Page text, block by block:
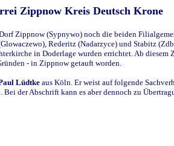
Zippnow Kreis Deutsch Krone
Zippnow (Sypnywo) noch die beiden
Rederitz (Nadarzyce) und Stabitz
in Doderlage wurden errichtet. Ab diesem
- in Zippnow getauft worden.
Lüdtke aus Köln. Er weist auf folgende
der Abschrift kann es aber dennoch zu